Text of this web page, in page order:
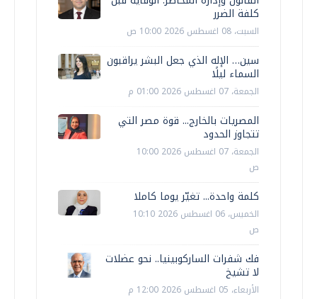
كلفة الضرر
السبت، 08 اغسطس 2026 10:00 ص
سين… الإله الذي جعل البشر يراقبون
السماء ليلًا
الجمعة، 07 اغسطس 2026 01:00 م
المصريات بالخارج... قوة مصر التي
تتجاوز الحدود
الجمعة، 07 اغسطس 2026 10:00
ص
كلمة واحدة... تغيّر يوما كاملا
الخميس، 06 اغسطس 2026 10:10
ص
فك شفرات الساركوبينيا.. نحو عضلات
لا تشيخ
الأربعاء، 05 اغسطس 2026 12:00 م